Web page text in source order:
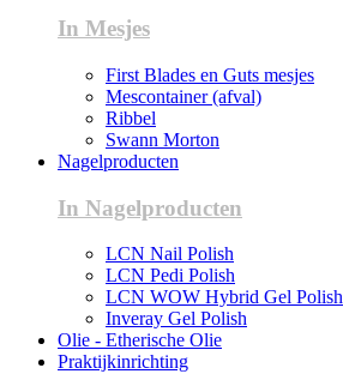
In Mesjes
First Blades en Guts mesjes
Mescontainer (afval)
Ribbel
Swann Morton
Nagelproducten
In Nagelproducten
LCN Nail Polish
LCN Pedi Polish
LCN WOW Hybrid Gel Polish
Inveray Gel Polish
Olie - Etherische Olie
Praktijkinrichting